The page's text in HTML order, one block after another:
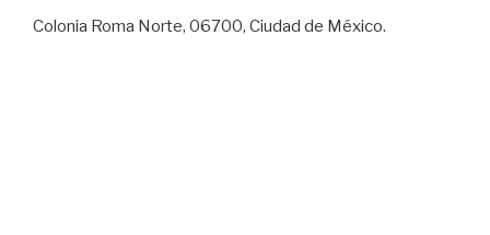
Colonia Roma Norte, 06700, Ciudad de México.